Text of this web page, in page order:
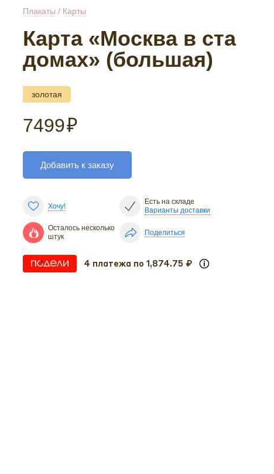
Плакаты / Карты
Карта «Москва в ста
домах» (большая)
золотая
7499₽
Добавить к заказу
Хочу!
Есть на складе
Варианты доставки
Осталось несколько
штук
Поделиться
4 платежа по 1,874.75 ₽